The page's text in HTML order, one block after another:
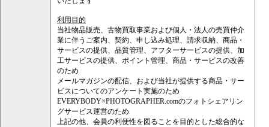
利用目的
当社物品販売、古物買取事業および個人・法人の売買仲介
業に伴うご案内、契約、申し込み処理、請求収納、商品・
サービスの提供、品質管理、アフターサービスの提供、加
工サービスの提供、ポイント管理、商品・サービスの改善
のため
メールマガジンの配信、および当社が提供する商品・サー
ビスについてのアンケート実施のため
EVERYBODY×PHOTOGRAPHER.comのフォトシェアリン
グサービス運営のため
上記の他、会員の利便性を図ることを目的とした総合的な